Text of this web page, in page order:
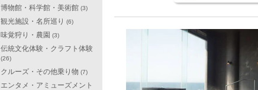
博物館・科学館・美術館 (3)
観光施設・名所巡り (6)
味覚狩り・農園 (3)
伝統文化体験・クラフト体験
(26)
クルーズ・その他乗り物 (7)
エンタメ・アミューズメント